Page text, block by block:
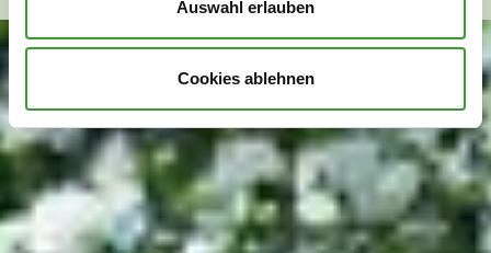
Auswahl erlauben
Cookies ablehnen